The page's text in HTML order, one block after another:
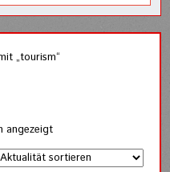
„tourism“
angezeigtNach
Aktualität
sortiert